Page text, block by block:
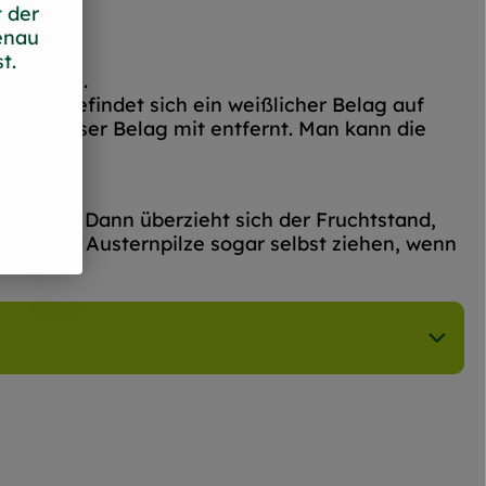
befindet sich ein weißlicher Belag auf
dieser Belag mit entfernt. Man kann die
Dann überzieht sich der Fruchtstand,
damit Austernpilze sogar selbst ziehen, wenn
der